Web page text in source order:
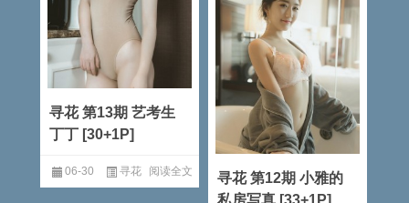
寻花 第13期 艺考生
丁丁 [30+1P]
06-30 寻花 阅读全文
寻花 第12期 小雅的
私房写真 [33+1P]